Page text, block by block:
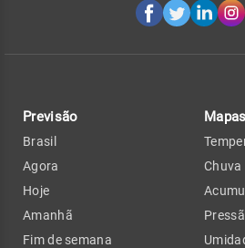
Previsão
Brasil
Agora
Hoje
Amanhã
Fim de semana
Mapas
Chuva